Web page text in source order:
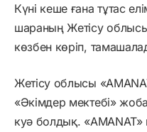
Күні кеше ғана тұтас
шараның Жетісу
көзбен көріп,
Жетісу облысы
«Әкімдер мектебі»
куә болдық.